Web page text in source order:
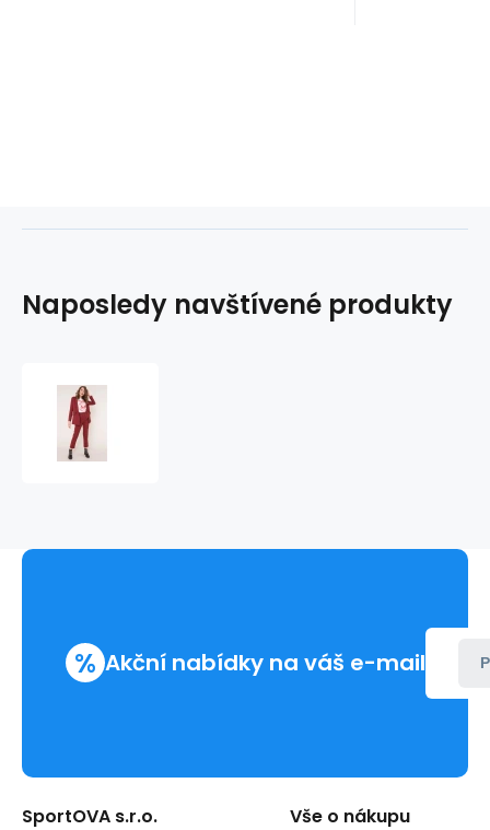
Naposledy navštívené produkty
% Akční nabídky na váš e-mail
SportOVA s.r.o. Vše o nákupu